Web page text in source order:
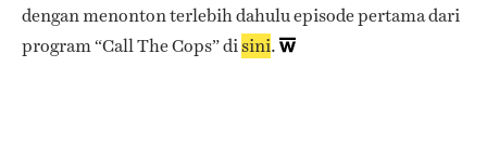
dengan menonton terlebih dahulu episode pertama dari
program “Call The Cops” disini.